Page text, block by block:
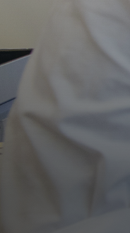
Revista
Contactos
Política